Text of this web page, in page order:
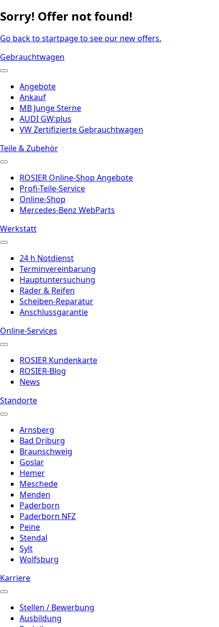
Sorry! Offer not found!
Go back to startpage to see our new offers.
Gebrauchtwagen
Angebote
Ankauf
MB Junge Sterne
AUDI GW:plus
VW Zertifizierte Gebrauchtwagen
Teile & Zubehör
ROSIER Online-Shop Angebote
Profi-Teile-Service
Online-Shop
Mercedes-Benz WebParts
Werkstatt
24 h Notdienst
Terminvereinbarung
Hauptuntersuchung
Räder & Reifen
Scheiben-Reparatur
Anschlussgarantie
Online-Services
ROSIER Kundenkarte
ROSIER-Blog
News
Standorte
Arnsberg
Bad Driburg
Braunschweig
Goslar
Hemer
Meschede
Menden
Paderborn
Paderborn NFZ
Peine
Stendal
Sylt
Wolfsburg
Karriere
Stellen / Bewerbung
Ausbildung